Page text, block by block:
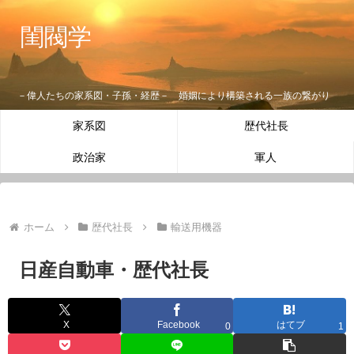
閨閥学
－偉人たちの家系図・子孫・経歴－ 婚姻により構築される一族の繋がり
家系図 歴代社長
政治家 軍人
ホーム 歴代社長 輸送用機器
日産自動車・歴代社長
X Facebook 0 はてブ 1